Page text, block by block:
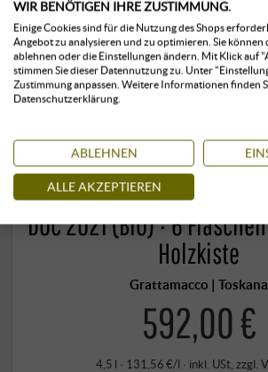
“Grattamacco” Rosso
DOC 2021 (BIO) · 6
Holzkiste
Grattamacco | Toskana
592,00 €
4,5 l · 131,56 €/l · inkl. USt, zzgl.
WIR BENÖTIGEN IHRE ZUSTIMMUNG.
Einige Cookies sind für die Nutzung des Shops
Angebot zu analysieren und zu optimieren. Sie können
ablehnen oder die Einstellungen ändern. Mit Klick auf
stimmen Sie dieser Datennutzung zu. Unter
Zustimmung anpassen. Weitere Informationen finden
Datenschutzerklärung.
ABLEHNEN
ALLE AKZEPTIEREN